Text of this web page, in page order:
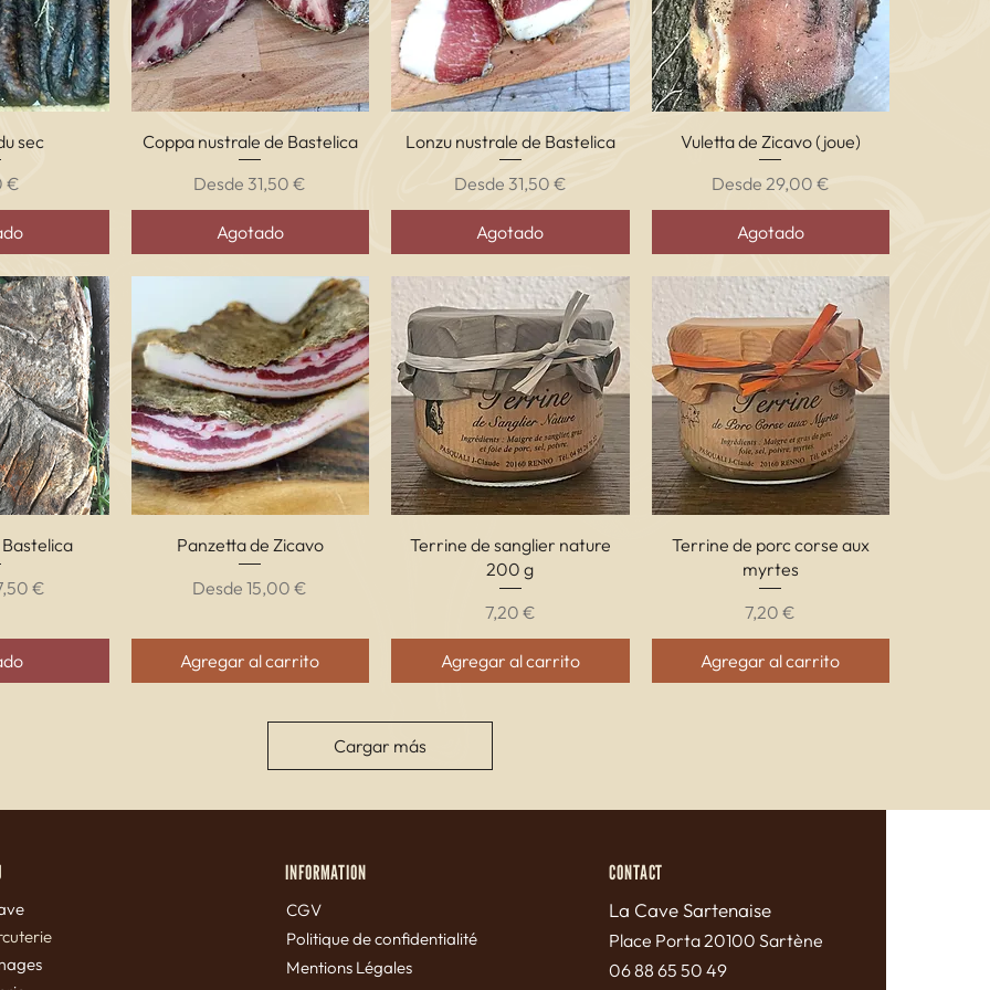
sec
€
Vista rápida
Coppa nustrale de Bastelica
Desde 31,50 €
Precio de oferta
Agotado
Vista rápida
Lonzu nustrale de Bastelica
Desde 31,50 €
Precio de oferta
Agotado
Vista rápida
Vuletta de Zicavo (joue)
Desde 29,00 €
Precio de oferta
Agotado
€
oferta
Vista rápida
Panzetta de Zicavo
Desde15,00 €
Precio de oferta
Agregar al carrito
Vista rápida
Terrine de sanglier nature
200 g
Precio
7,20 €
Agregar al carrito
Vista rápida
Terrine de porc corse aux
myrtes
Precio
7,20 €
Agregar al carrito
Cargar más
INFORMATION
CGV
Politique de confidentialité
Mentions Légales
CONTACT
La Cave Sartenaise
Place Porta 20100 Sartène
06 88 65 50 49